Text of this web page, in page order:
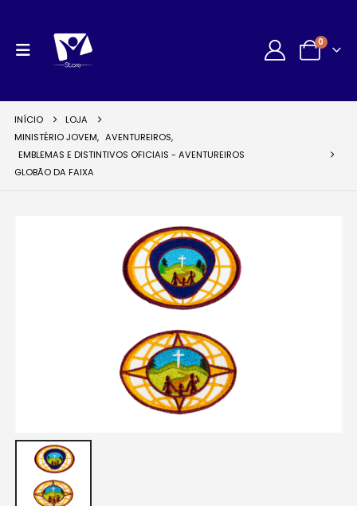
0
INÍCIO
LOJA
MINISTÉRIO JOVEM, AVENTUREIROS,
EMBLEMAS E DISTINTIVOS OFICIAIS - AVENTUREIROS
GLOBÃO DA FAIXA